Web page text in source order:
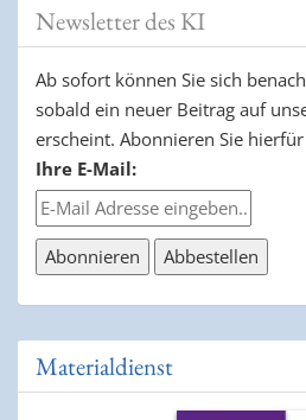
Newsletter des KI
Ab sofort können Sie sich
sobald ein neuer Beitrag auf
erscheint. Abonnieren Sie
Ihre E-Mail:
Materialdienst